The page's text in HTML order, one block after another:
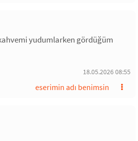
yudumlarken gördüğüm
18.05.2026 08:55
eserimin adı benimsin